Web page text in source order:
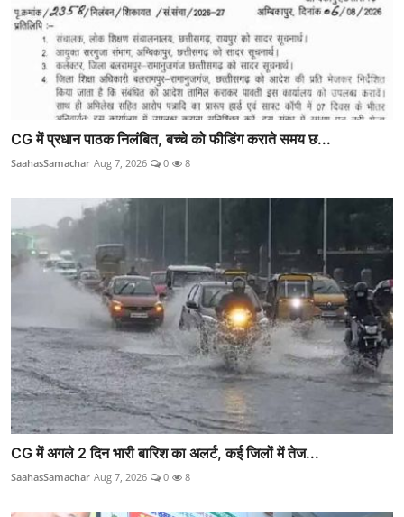
CG में प्रधान पाठक निलंबित, बच्चे को फीडिंग कराते समय छ...
SaahasSamachar Aug 7, 2026 0 8
CG में अगले 2 दिन भारी बारिश का अलर्ट, कई जिलों में तेज...
SaahasSamachar Aug 7, 2026 0 8